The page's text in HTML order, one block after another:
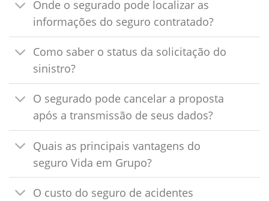
Onde o segurado pode localizar as
informações do seguro contratado?
Como saber o status da solicitação do
sinistro?
O segurado pode cancelar a proposta
após a transmissão de seus dados?
Quais as principais vantagens do
seguro Vida em Grupo?
O custo do seguro de acidentes